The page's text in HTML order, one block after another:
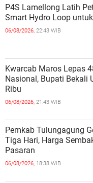
P4S Lamellong Latih
Smart Hydro Loop
06/08/2026, 22:43 WIB
Kwarcab Maros Lepas
Nasional, Bupati Bekali
Ribu
06/08/2026, 21:43 WIB
Pemkab Tulungagung
Tiga Hari, Harga
Pasaran
06/08/2026, 18:38 WIB